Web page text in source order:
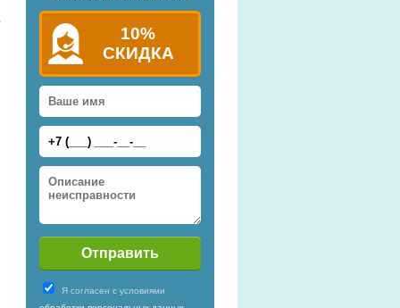
10%
СКИДКА
Я согласен с условиями